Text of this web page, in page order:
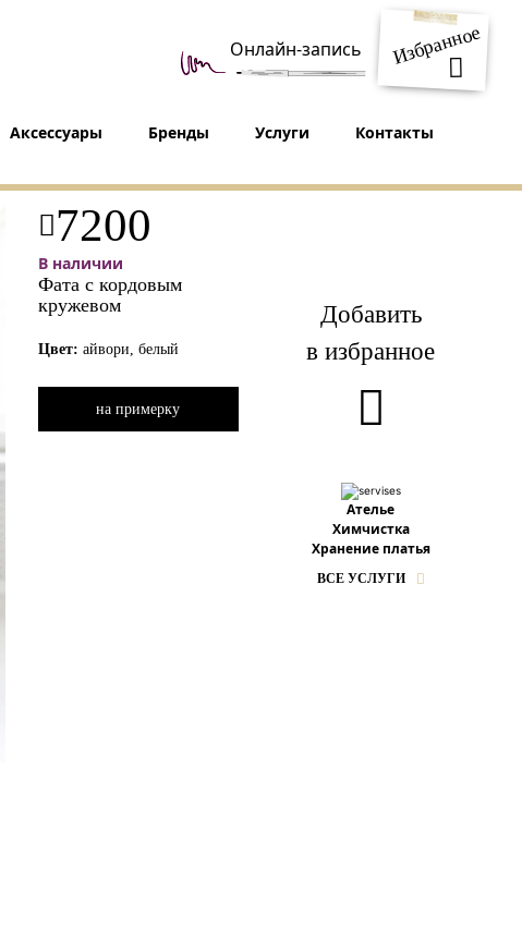
Избранное
Онлайн-запись
Аксессуары Бренды Услуги Контакты
Добавить
в избранное
Ателье
Химчистка
Хранение платья
ВСЕ УСЛУГИ
7200
В наличии
Фата с кордовым
кружевом
Цвет:айвори, белый
на примерку